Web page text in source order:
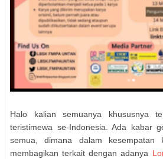
Halo kalian semuanya khususnya
teristimewa se-Indonesia. Ada kabar
semua, dimana dalam
membagikan terkait dengan adanya